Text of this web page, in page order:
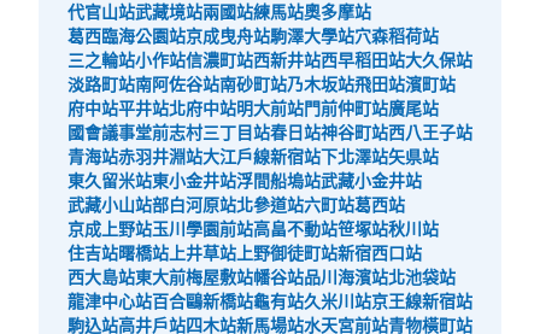
代官山站武藏境站兩國站練馬站奧多摩站
葛西臨海公園站京成曳舟站駒澤大學站穴森稻荷站
三之輪站小作站信濃町站西新井站西早稻田站大久保站
淡路町站南阿佐谷站南砂町站乃木坂站飛田站濱町站
府中站平井站北府中站明大前站門前仲町站廣尾站
國會議事堂前志村三丁目站春日站神谷町站西八王子站
青海站赤羽井淵站大江戶線新宿站下北澤站矢県站
東久留米站東小金井站浮間船塢站武藏小金井站
武藏小山站部白河原站北參道站六町站葛西站
京成上野站玉川學園前站高畠不動站笹塚站秋川站
住吉站曙橋站 上井草站 上野御徒町站新宿西口站
西大島站東大前梅屋敷站幡谷站品川海濱站北池袋站
龍津中心站百合鷗新橋站龜有站久米川站京王線新宿站
駒込站高井戶站四木站新馬場站水天宮前站青物橫町站